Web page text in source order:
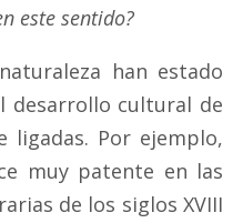
este sentido?
han estado
desarrollo cultural de
ligadas. Por ejemplo,
muy patente en las
de los siglos XVIII